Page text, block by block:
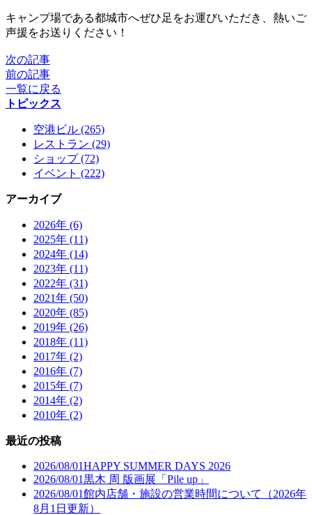
キャンプ場である都城市へぜひ足をお運びいただき、熱いご
声援をお送りください！
次の記事
前の記事
一覧に戻る
トピックス
空港ビル (265)
レストラン (29)
ショップ (72)
イベント (222)
アーカイブ
2026年 (6)
2025年 (11)
2024年 (14)
2023年 (11)
2022年 (31)
2021年 (50)
2020年 (85)
2019年 (26)
2018年 (11)
2017年 (2)
2016年 (7)
2015年 (7)
2014年 (2)
2010年 (2)
最近の投稿
2026/08/01HAPPY SUMMER DAYS 2026
2026/08/01黒木 周 版画展「Pile up」
2026/08/01館内店舗・施設の営業時間について（2026年
8月1日更新）